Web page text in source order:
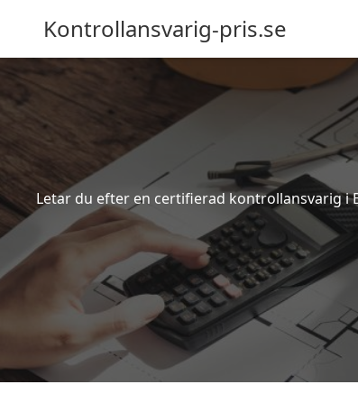
Kontrollansvarig-pris.se
Letar du efter en certifierad kontrollansvarig i